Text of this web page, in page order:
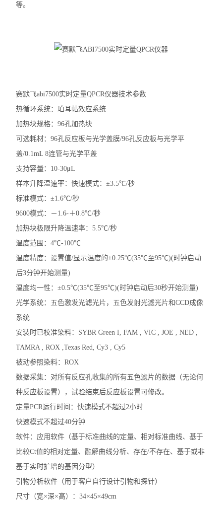
电泳仪电泳槽
伯乐T100梯度PCR仪
核酸定量仪荧光计
实时荧光定量PCR仪
等。
赛默飞abi7500实时定量QPCR仪器技术参数
热循环系统：珀耳帖效应系统
加热块规格：96孔加热块
可选耗材：96孔反应板与光学盖膜/96孔反应板与光学平
盖/0.1mL 8连管与光学平盖
支持容量：10-30μL
样本升降温速率：快速模式：±3.5℃/秒
标准模式：±1.6℃/秒
9600模式：－1.6-＋0.8℃/秒
加热块极限升降温速率：5.5℃/秒
温度范围：4℃-100℃
温度精度：设置值/显示温度的±0.25℃(35℃至95℃)(时钟启动
后3分钟开始测量)
温度均一性：±0.5℃(35℃至95℃)(时钟启动后30秒开始测量)
光学系统：五色激发光滤光片，五色发射光滤光片和CCD成像
系统
安装时已校准染料：SYBR Green I, FAM , VIC , JOE , NED ,
TAMRA , ROX ,Texas Red, Cy3 , Cy5
被动参照染料：ROX
数据采集：对所有反应孔收集的所有五色滤片的数据（无论何
种反应板设置），试验结束后反应板设置可修改。
定量PCR运行时间：快速模式不超过2小时
快速模式不超过40分钟
软件：应用软件（基于标准曲线的定量、相对标准曲线、基于
比较Ct值的相对定量、融解曲线分析、存在/不存在、基于或非
基于实时扩增的基因分型）
引物分析软件（用于客户自行设计引物和探针）
尺寸（宽×深×高）：34×45×49cm